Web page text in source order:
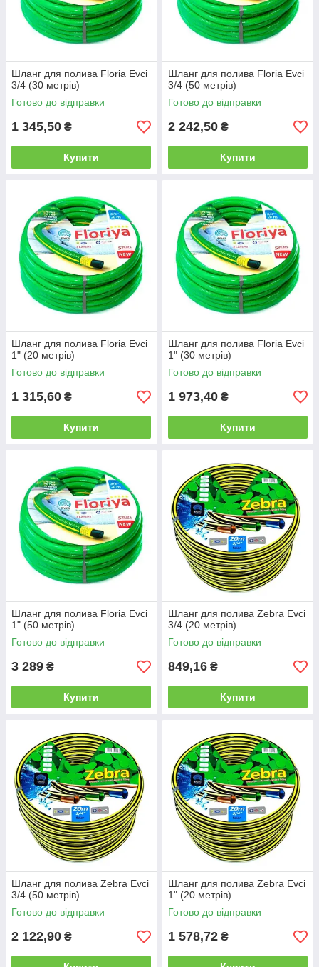
Шланг для полива Floria Evci
3/4 (30 метрів)
Готово до відправки
1 345,50 ₴
Купити
Шланг для полива Floria Evci
3/4 (50 метрів)
Готово до відправки
2 242,50 ₴
Купити
Шланг для полива Floria Evci
1" (20 метрів)
Готово до відправки
1 315,60 ₴
Купити
Шланг для полива Floria Evci
1" (30 метрів)
Готово до відправки
1 973,40 ₴
Купити
Шланг для полива Floria Evci
1" (50 метрів)
Готово до відправки
3 289 ₴
Купити
Шланг для полива Zebra Evci
3/4 (20 метрів)
Готово до відправки
849,16 ₴
Купити
Шланг для полива Zebra Evci
3/4 (50 метрів)
Готово до відправки
2 122,90 ₴
Шланг для полива Zebra Evci
1" (20 метрів)
Готово до відправки
1 578,72 ₴